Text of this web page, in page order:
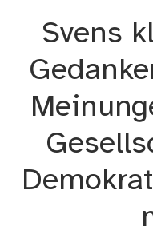
Svens